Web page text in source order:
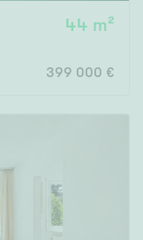
44 m²
399 000 €